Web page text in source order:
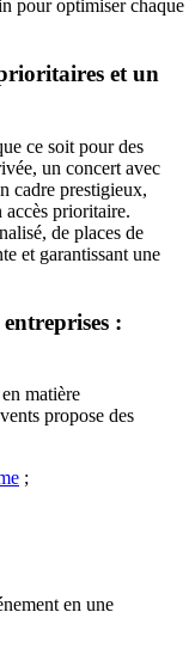
pour optimiser chaque
et un
ce soit pour des
un concert avec
cadre prestigieux,
accès prioritaire.
de places de
et garantissant une
:
matière
propose des
;
en une